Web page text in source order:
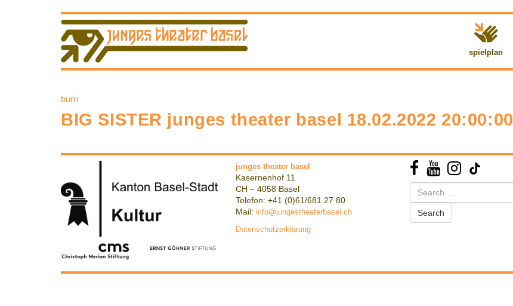
spielplan
burri
BIG SISTER junges theater basel 18.02.2022 20:00:00
junges theater basel
Kasernenhof 11
CH – 4058 Basel
Telefon: +41 (0)61/681 27 80
Mail: info@jungestheaterbasel.ch
Datenschutzerklärung
Search
for: